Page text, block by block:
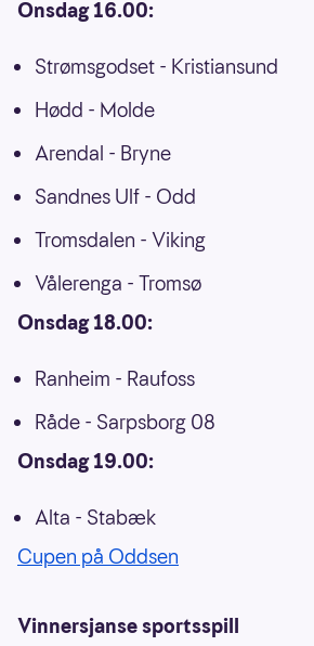
Onsdag 16.00:
Strømsgodset - Kristiansund
Hødd - Molde
Arendal - Bryne
Sandnes Ulf - Odd
Tromsdalen - Viking
Vålerenga - Tromsø
Onsdag 18.00:
Ranheim - Raufoss
Råde - Sarpsborg 08
Onsdag 19.00:
Alta - Stabæk
Cupen på Oddsen
Vinnersjanse sportsspill